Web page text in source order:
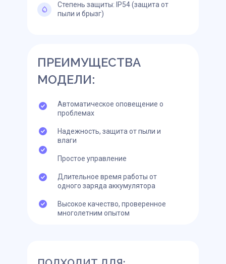
Степень защиты: IP54 (защита от
пыли и брызг)
Автоматическое оповещение о
проблемах
Надежность, защита от пыли и
влаги
Простое управление
Длительное время работы от
одного заряда аккумулятора
Высокое качество, проверенное
многолетним опытом
ПРЕИМУЩЕСТВА
МОДЕЛИ: